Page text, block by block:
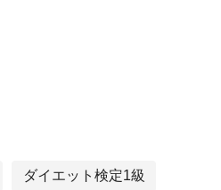
ダイエット検定1級